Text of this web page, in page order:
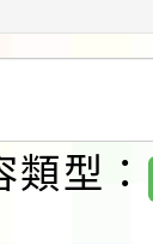
」
海豚
課程
年度
型：